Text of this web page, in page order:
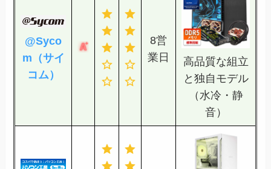
@Syco
m（サイ
コム）
8営
業日
高品質な組立
と独自モデル
（水冷・静
音）